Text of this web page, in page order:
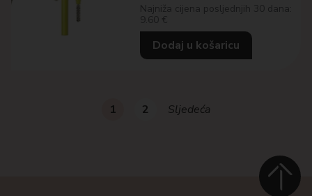
Najniža cijena posljednjih 30 dana:
9.60 €
Dodaj u košaricu
1 2 Sljedeća